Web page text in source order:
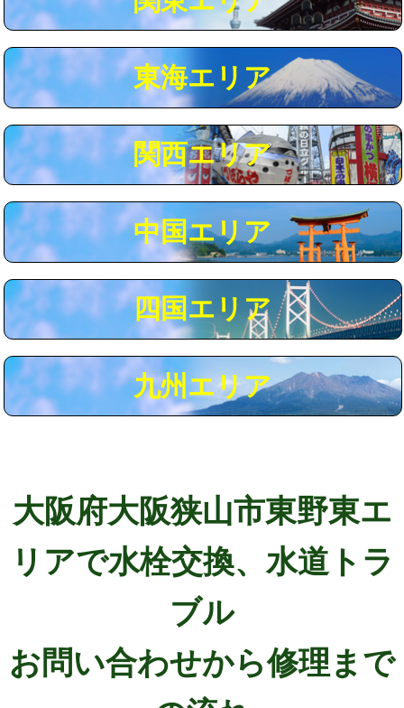
コンクリート斫り（厚さ10㎝まで） 27,500円
コンクリート斫り（厚さ10㎝超え） 38,500円
モルタル補修（厚さ10㎝まで） 27,500円
モルタル補修（厚さ10㎝超え） 38,500円
追加人工 16,500円
現場見積
※給水管工事は20mmまでの価格です。
東海エリア
関西エリア
中国エリア
四国エリア
九州エリア
大阪府大阪狭山市東野東エ
リアで水栓交換、水道トラ
ブル
お問い合わせから修理まで